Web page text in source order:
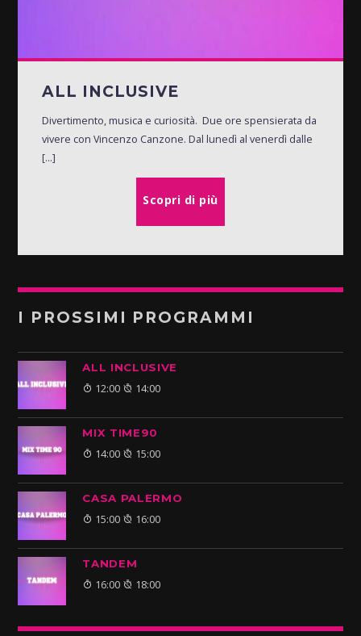
ALL INCLUSIVE
Divertimento, musica e curiosità. Due ore spensierata da
vivere con Vincenzo Canzone. Dal lunedì al venerdì dalle
[...]
Scopri di più
I PROSSIMI PROGRAMMI
ALL INCLUSIVE
12:00 14:00
MIX TIME90
14:00 15:00
CASA PALERMO
15:00 16:00
TANDEM
16:00 18:00